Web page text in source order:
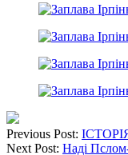
Previous Post:
Next Post: Наді